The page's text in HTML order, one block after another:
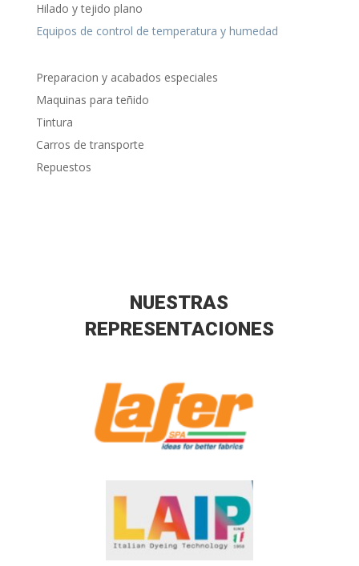
Hilado y tejido plano
Equipos de control de temperatura y humedad
Preparacion y acabados especiales
Maquinas para teñido
Tintura
Carros de transporte
Repuestos
NUESTRAS
REPRESENTACIONES